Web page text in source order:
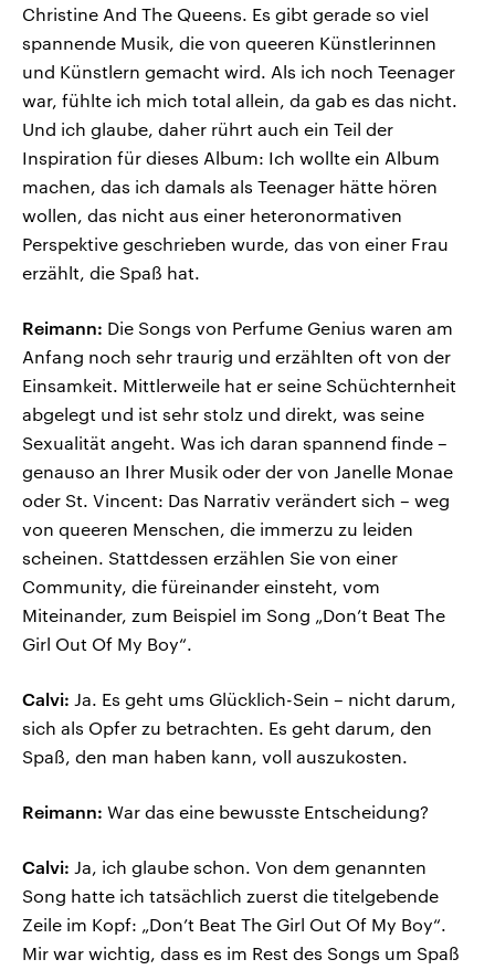
Christine And The Queens. Es gibt gerade so viel
spannende Musik, die von queeren Künstlerinnen
und Künstlern gemacht wird. Als ich noch Teenager
war, fühlte ich mich total allein, da gab es das nicht.
Und ich glaube, daher rührt auch ein Teil der
Inspiration für dieses Album: Ich wollte ein Album
machen, das ich damals als Teenager hätte hören
wollen, das nicht aus einer heteronormativen
Perspektive geschrieben wurde, das von einer Frau
erzählt, die Spaß hat.
Reimann: Die Songs von Perfume Genius waren am
Anfang noch sehr traurig und erzählten oft von der
Einsamkeit. Mittlerweile hat er seine Schüchternheit
abgelegt und ist sehr stolz und direkt, was seine
Sexualität angeht. Was ich daran spannend finde –
genauso an Ihrer Musik oder der von Janelle Monae
oder St. Vincent: Das Narrativ verändert sich – weg
von queeren Menschen, die immerzu zu leiden
scheinen. Stattdessen erzählen Sie von einer
Community, die füreinander einsteht, vom
Miteinander, zum Beispiel im Song „Don’t Beat The
Girl Out Of My Boy“.
Calvi: Ja. Es geht ums Glücklich-Sein – nicht darum,
sich als Opfer zu betrachten. Es geht darum, den
Spaß, den man haben kann, voll auszukosten.
Reimann: War das eine bewusste Entscheidung?
Calvi: Ja, ich glaube schon. Von dem genannten
Song hatte ich tatsächlich zuerst die titelgebende
Zeile im Kopf: „Don’t Beat The Girl Out Of My Boy“.
Mir war wichtig, dass es im Rest des Songs um Spaß